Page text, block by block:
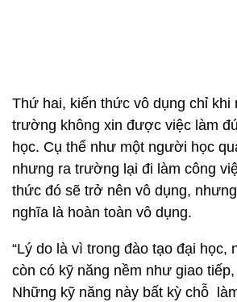
Thứ hai, kiến thức vô dụng chỉ khi
trường không xin được việc làm
học. Cụ thể như một người học
nhưng ra trường lại đi làm công
thức đó sẽ trở nên vô dụng,
nghĩa là hoàn toàn vô dụng.
“Lý do là vì trong đào tạo đại học,
còn có kỹ năng nềm như giao
Những kỹ năng này bất kỳ chỗ